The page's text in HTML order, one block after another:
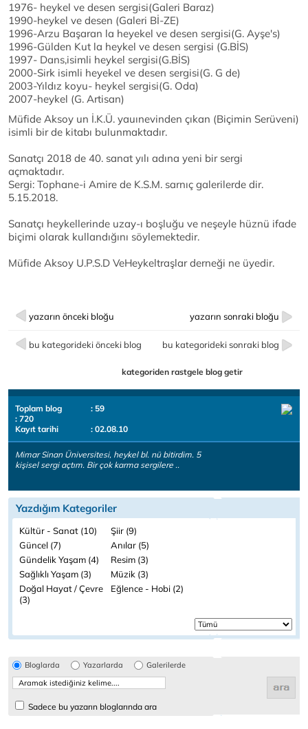
1976- heykel ve desen sergisi(Galeri Baraz)
1990-heykel ve desen (Galeri Bİ-ZE)
1996-Arzu Başaran la heyekel ve desen sergisi(G. Ayşe's)
1996-Gülden Kut la heykel ve desen sergisi (G.BİS)
1997- Dans,isimli heykel sergisi(G.BİS)
2000-Sirk isimli heyekel ve desen sergisi(G. G de)
2003-Yıldız koyu- heykel sergisi(G. Oda)
2007-heykel (G. Artisan)
Müfide Aksoy un İ.K.Ü. yauınevinden çıkan (Biçimin Serüveni)
isimli bir de kitabı bulunmaktadır.
Sanatçı 2018 de 40. sanat yılı adına yeni bir sergi
açmaktadır.
Sergi: Tophane-i Amire de K.S.M. sarnıç galerilerde dir.
5.15.2018.
Sanatçı heykellerinde uzay-ı boşluğu ve neşeyle hüznü ifade
biçimi olarak kullandığını söylemektedir.
Müfide Aksoy U.P.S.D VeHeykeltraşlar derneği ne üyedir.
yazarın önceki bloğu yazarın sonraki bloğu
bu kategorideki önceki blog bu kategorideki sonraki blog
kategoriden rastgele blog getir
Toplam blog
: 59
: 720
Kayıt tarihi
: 02.08.10
Mimar Sinan Üniversitesi, heykel bl. nü bitirdim. 5
kişisel sergi açtım. Bir çok karma sergilere ..
Yazdığım Kategoriler
Kültür - Sanat (10)
Şiir (9)
Güncel (7)
Anılar (5)
Gündelik Yaşam (4)
Resim (3)
Sağlıklı Yaşam (3)
Müzik (3)
Doğal Hayat / Çevre
(3)
Eğlence - Hobi (2)
Bloglarda Yazarlarda Galerilerde
Sadece bu yazarın bloglarında ara